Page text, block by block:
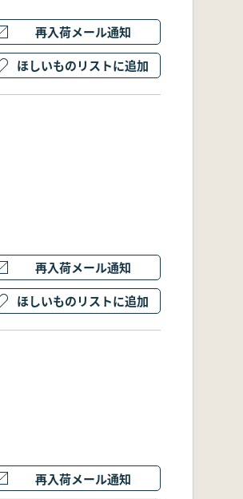
再入荷メール通知
ほしいものリストに追加
再入荷メール通知
ほしいものリストに追加
再入荷メール通知